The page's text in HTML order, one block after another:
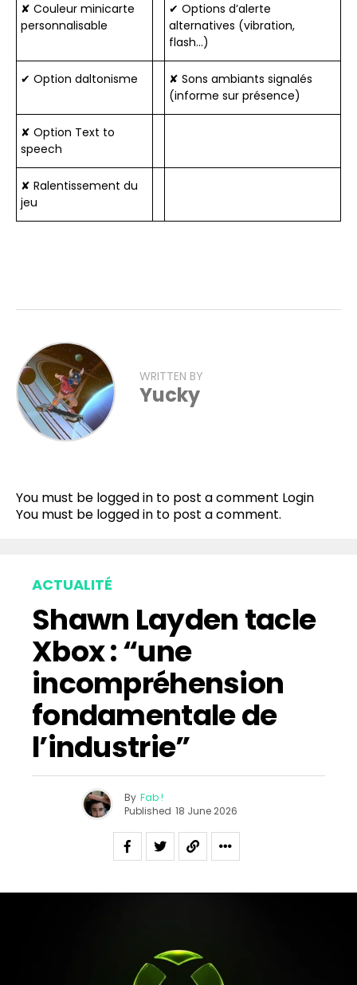
✘ Couleur minicarte
personnalisable
✔ Options d’alerte
alternatives (vibration,
flash…)
✔ Option daltonisme
✘ Sons ambiants signalés
(informe sur présence)
✘ Option Text to
speech
✘ Ralentissement du
jeu
WRITTEN BY
Yucky
You must be logged in to post a comment Login
You must be logged in to post a comment.
ACTUALITÉ
Shawn Layden tacle
Xbox : “une
incompréhension
fondamentale de
l’industrie”
By Fab !
Published 18 June 2026